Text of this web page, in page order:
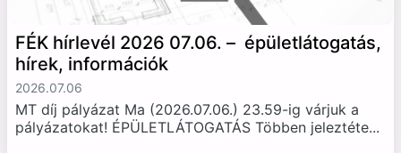
FÉK hírlevél 2026 07.06. – épületlátogatás,
hírek, információk
2026.07.06
MT díj pályázat Ma (2026.07.06.) 23.59-ig várjuk a
pályázatokat! ÉPÜLETLÁTOGATÁS Többen jeleztéte...